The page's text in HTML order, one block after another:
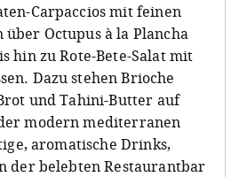
Carpaccios mit feinen
über Octupus à la Plancha
hin zu Rote-Bete-Salat mit
Dazu stehen Brioche
und Tahini-Butter auf
modern mediterranen
aromatische Drinks,
der belebten Restaurantbar